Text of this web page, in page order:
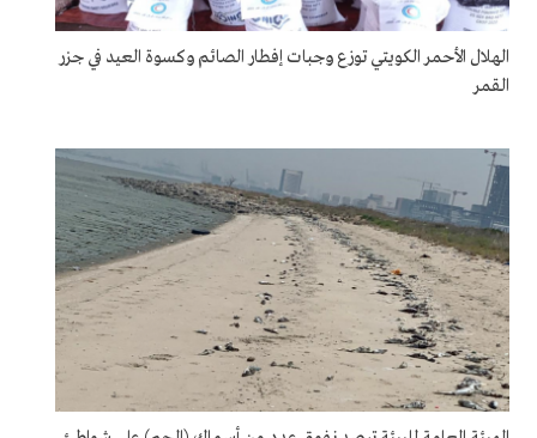
الهلال الأحمر الكويتي توزع وجبات إفطار الصائم وكسوة العيد في جزر
القمر